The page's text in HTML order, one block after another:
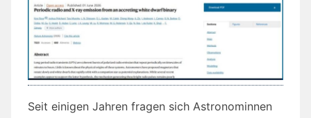
Seit einigen Jahren fragen sich Astronominnen